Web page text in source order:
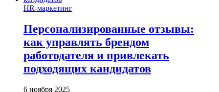
HR-маркетинг
Персонализированные отзывы:
как управлять брендом
работодателя и привлекать
подходящих кандидатов
6 ноября 2025